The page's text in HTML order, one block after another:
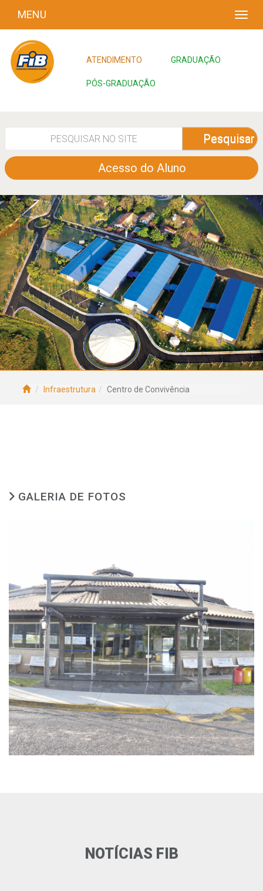
MENU
ATENDIMENTO GRADUAÇÃO
PÓS-GRADUAÇÃO
Pesquisar
Acesso do Aluno
Infraestrutura Centro de Convivência
GALERIA DE FOTOS
NOTÍCIAS FIB